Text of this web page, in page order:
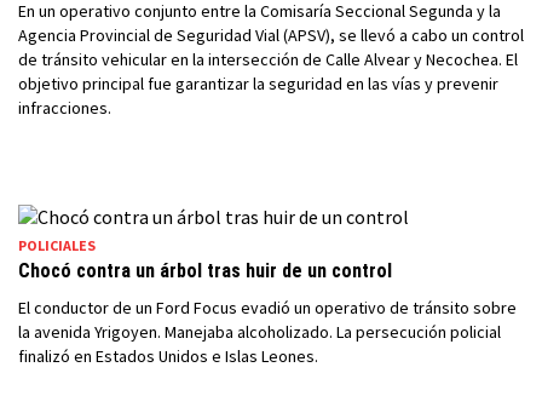
En un operativo conjunto entre la Comisaría Seccional Segunda y la
Agencia Provincial de Seguridad Vial (APSV), se llevó a cabo un control
de tránsito vehicular en la intersección de Calle Alvear y Necochea. El
objetivo principal fue garantizar la seguridad en las vías y prevenir
infracciones.
POLICIALES
Chocó contra un árbol tras huir de un control
El conductor de un Ford Focus evadió un operativo de tránsito sobre
la avenida Yrigoyen. Manejaba alcoholizado. La persecución policial
finalizó en Estados Unidos e Islas Leones.